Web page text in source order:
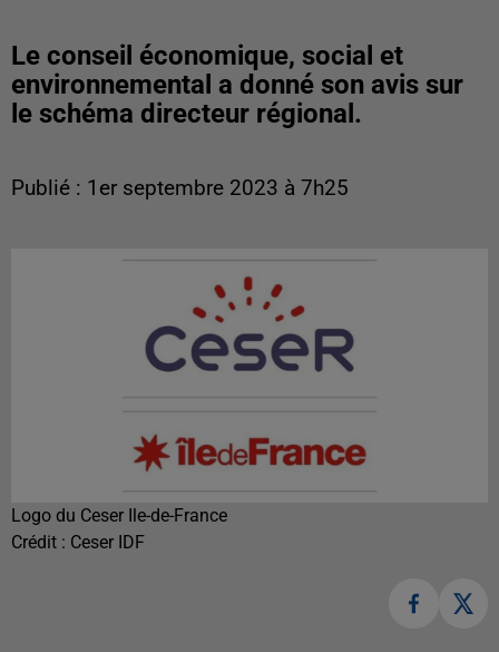
Le conseil économique, social et
environnemental a donné son avis sur
le schéma directeur régional.
Publié : 1er septembre 2023 à 7h25
Logo du Ceser Ile-de-France
Crédit : Ceser IDF